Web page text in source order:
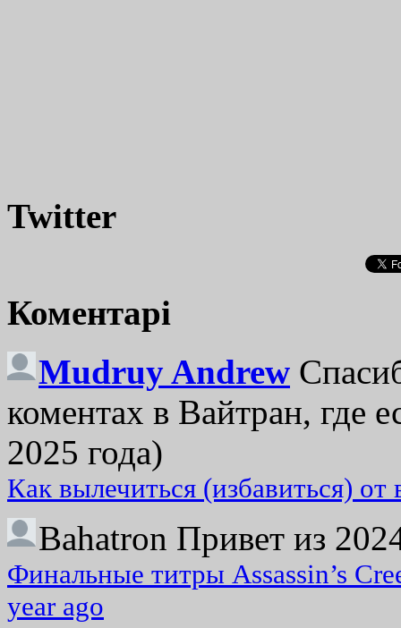
Twitter
Коментарі
Mudruy Andrew
коментах в Вайтран, где
2025 года)
Как вылечиться (избавиться)
Bahatron Привет из
Финальные титры Assassin’s
year ago